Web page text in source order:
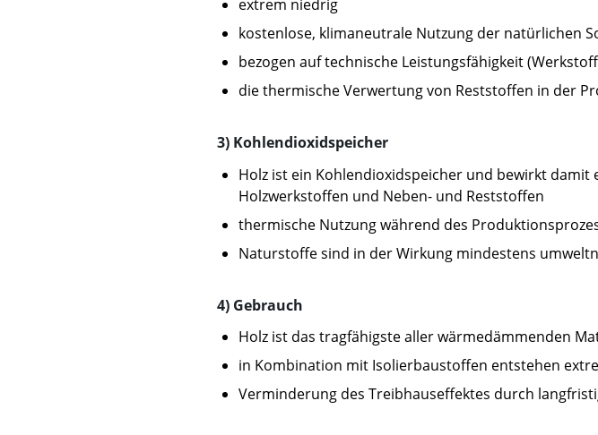
extrem niedrig
kostenlose, klimaneutrale Nutzung der natürlichen
bezogen auf technische Leistungsfähigkeit
die thermische Verwertung von Reststoffen in der
3) Kohlendioxidspeicher
Holz ist ein Kohlendioxidspeicher und bewirkt damit
Holzwerkstoffen und Neben- und Reststoffen
thermische Nutzung während des
Naturstoffe sind in der Wirkung mindestens
4) Gebrauch
Holz ist das tragfähigste aller wärmedämmenden
in Kombination mit Isolierbaustoffen entstehen
Verminderung des Treibhauseffektes durch